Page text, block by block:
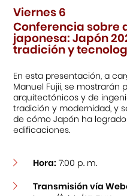
Viernes 6
Conferencia sobre
japonesa: Japón
tradición y
En esta presentación, a
Manuel Fujii, se mostrarán
arquitectónicos y de
tradición y modernidad, y
de cómo Japón ha
edificaciones.
Hora: 7:00 p. m.
Transmisión vía